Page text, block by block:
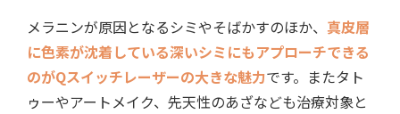
メラニンが原因となるシミやそばかすのほか、 真皮層
に色素が沈着している深いシミにもアプローチできる
のがQスイッチレーザーの大きな魅力です。またタト
ゥーやアートメイク、先天性のあざなども治療対象と